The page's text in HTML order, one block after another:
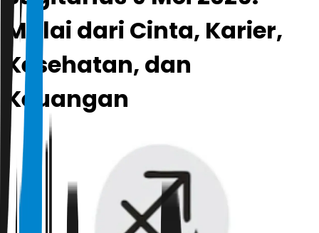
Mulai dari Cinta, Karier,
Kesehatan, dan
Keuangan